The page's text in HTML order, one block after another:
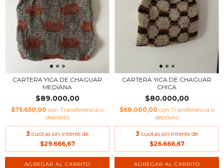
CARTERA YICA DE CHAGUAR
MEDIANA
$89.000,00
$75.650,00 con Transferencia o
depósito
3 cuotas sin interés de
$29.666,67
AGREGAR AL CARRITO
CARTERA YICA DE CHAGUAR
CHICA
$80.000,00
$68.000,00 con Transferencia o
depósito
3 cuotas sin interés de
$26.666,67
AGREGAR AL CARRITO